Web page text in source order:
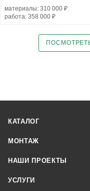
материалы: 310 000 ₽
работа: 358 000 ₽
КАТАЛОГ
МОНТАЖ
НАШИ ПРОЕКТЫ
УСЛУГИ